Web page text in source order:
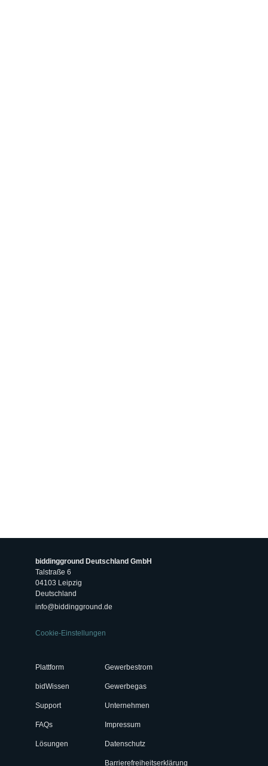
biddingground Deutschland GmbH
Talstraße 6
04103 Leipzig
Deutschland
info@biddingground.de
Cookie-Einstellungen
Plattform
bidWissen
Support
FAQs
Lösungen
Gewerbestrom
Gewerbegas
Unternehmen
Impressum
Datenschutz
Barrierefreiheitserklärung